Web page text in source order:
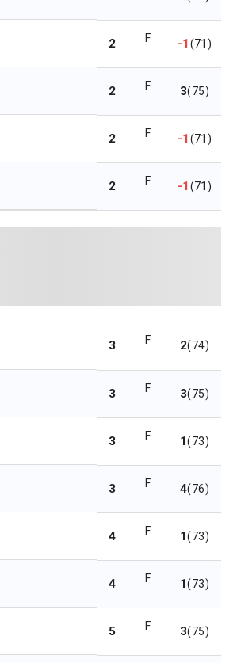
2 F -1(71)
2 F 3(75)
2 F -1(71)
2 F -1(71)
3 F 2(74)
3 F 3(75)
3 F 1(73)
3 F 4(76)
4 F 1(73)
4 F 1(73)
5 F 3(75)